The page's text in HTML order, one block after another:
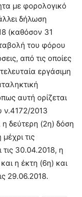
με φορολογικό
δήλωση
(καθόσον 31
του φόρου
από τις οποίες
εργάσιμη
αυτή ορίζεται
ν.4172/2013
η δεύτερη (2η) δόση
τις
30.04.2018, η
η έκτη (6η) και
29.06.2018.